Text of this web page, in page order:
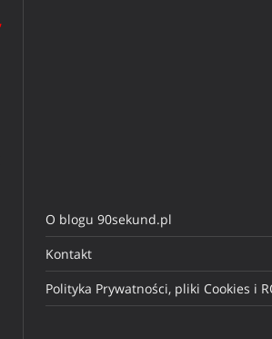
O blogu 90sekund.pl
Kontakt
Polityka Prywatności, pliki Cookies i